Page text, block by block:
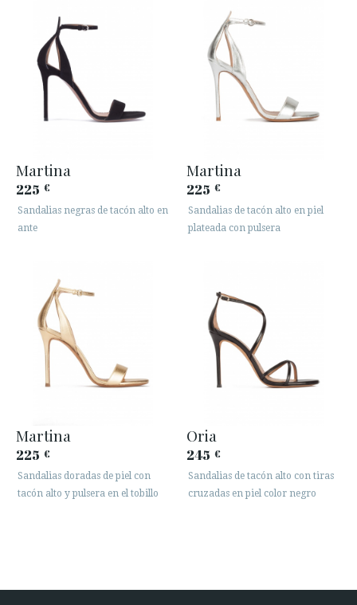
Martina
225 €
Sandalias negras de tacón alto en
ante
Martina
225 €
Sandalias de tacón alto en piel
plateada con pulsera
Martina
225 €
Sandalias doradas de piel con
tacón alto y pulsera en el tobillo
Oria
245 €
Sandalias de tacón alto con tiras
cruzadas en piel color negro